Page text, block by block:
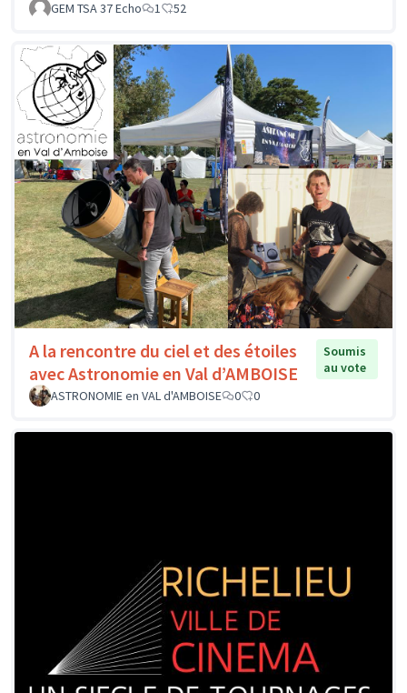
GEM TSA 37 Echo 1 52
A la rencontre du ciel et des étoiles
avec Astronomie en Val d’AMBOISE
Soumis
au vote
ASTRONOMIE en VAL d'AMBOISE
0 0